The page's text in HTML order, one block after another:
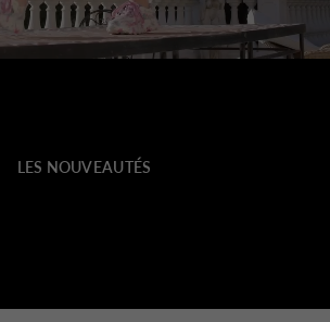
LES NOUVEAUTÉS